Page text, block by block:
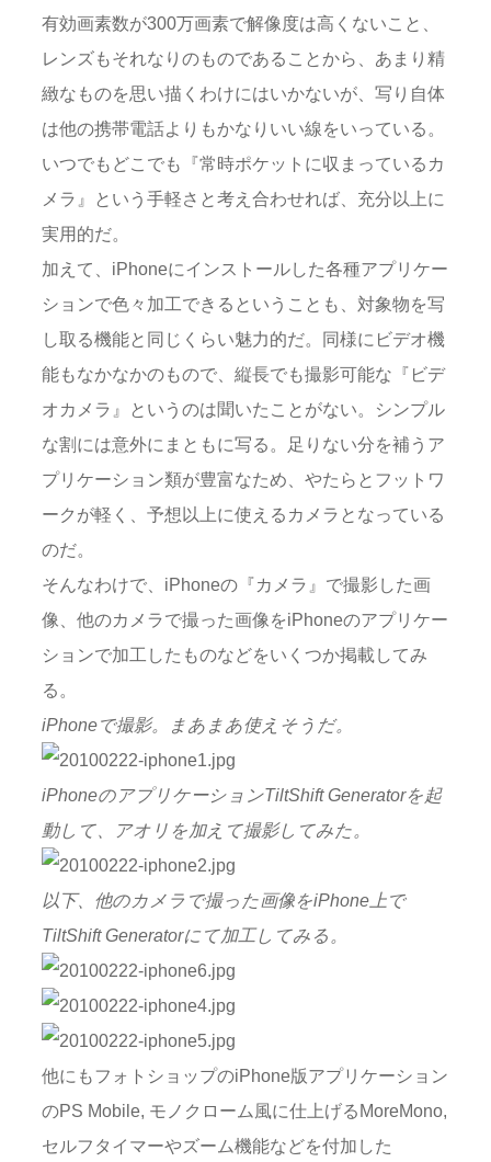
有効画素数が300万画素で解像度は高くないこと、
レンズもそれなりのものであることから、あまり精
緻なものを思い描くわけにはいかないが、写り自体
は他の携帯電話よりもかなりいい線をいっている。
いつでもどこでも『常時ポケットに収まっているカ
メラ』という手軽さと考え合わせれば、充分以上に
実用的だ。
加えて、iPhoneにインストールした各種アプリケー
ションで色々加工できるということも、対象物を写
し取る機能と同じくらい魅力的だ。同様にビデオ機
能もなかなかのもので、縦長でも撮影可能な『ビデ
オカメラ』というのは聞いたことがない。シンプル
な割には意外にまともに写る。足りない分を補うア
プリケーション類が豊富なため、やたらとフットワ
ークが軽く、予想以上に使えるカメラとなっている
のだ。
そんなわけで、iPhoneの『カメラ』で撮影した画
像、他のカメラで撮った画像をiPhoneのアプリケー
ションで加工したものなどをいくつか掲載してみ
る。
iPhoneで撮影。まあまあ使えそうだ。
iPhoneのアプリケーションTiltShift Generatorを起
動して、アオリを加えて撮影してみた。
以下、他のカメラで撮った画像をiPhone上で
TiltShift Generatorにて加工してみる。
他にもフォトショップのiPhone版アプリケーション
のPS Mobile, モノクローム風に仕上げるMoreMono,
セルフタイマーやズーム機能などを付加した